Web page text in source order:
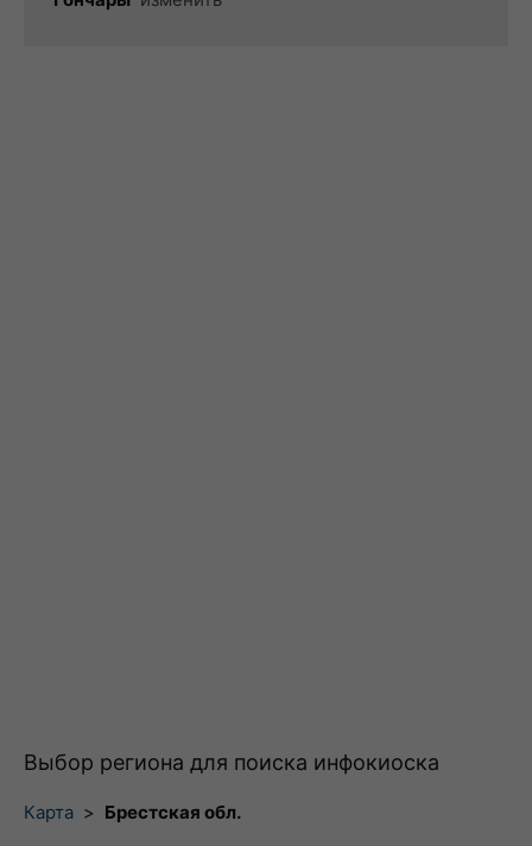
Выбор региона для поиска инфокиоска
Карта > Брестская обл.